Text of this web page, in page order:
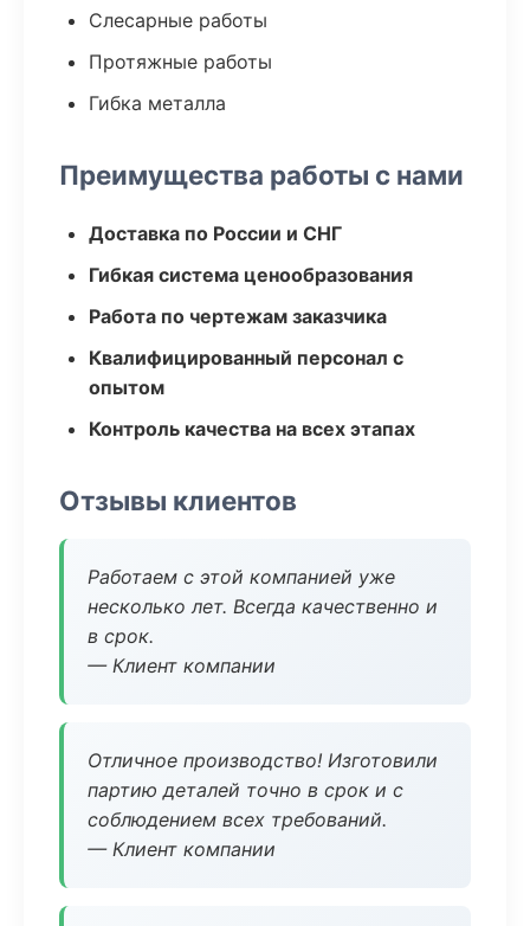
Слесарные работы
Протяжные работы
Гибка металла
Преимущества работы с нами
Доставка по России и СНГ
Гибкая система ценообразования
Работа по чертежам заказчика
Квалифицированный персонал с
опытом
Контроль качества на всех этапах
Отзывы клиентов
Работаем с этой компанией уже
несколько лет. Всегда качественно и
в срок.
— Клиент компании
Отличное производство! Изготовили
партию деталей точно в срок и с
соблюдением всех требований.
— Клиент компании